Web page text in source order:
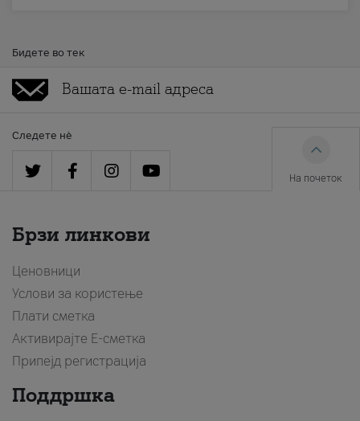
Бидете во тек
Следете нè
На почеток
Брзи линкови
Ценовници
Услови за користење
Плати сметка
Активирајте Е-сметка
Припејд регистрација
Поддршка